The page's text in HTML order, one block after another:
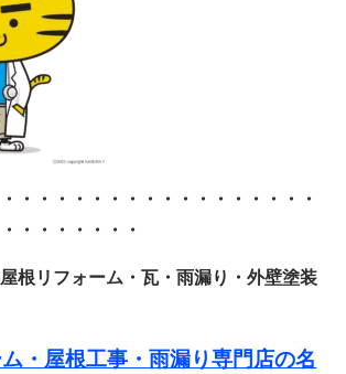
・・・・
・・・・・・・・・・・・・
・・・・・・・
根リフォーム・瓦・雨漏り・外壁塗装
・ 屋根工事・雨漏り専門店の名